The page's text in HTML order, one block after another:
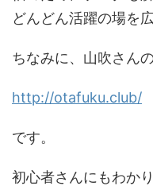
どんどん活躍の場を
ちなみに、山吹さん
http://otafuku.club/
です。
初心者さんにもわか